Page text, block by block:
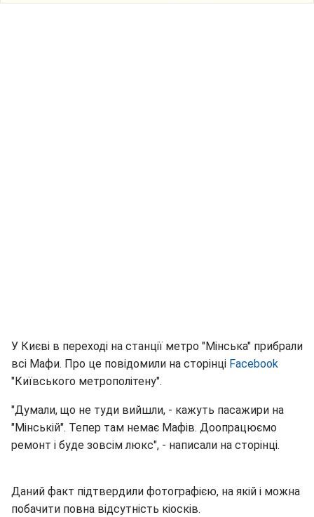
У Києві в переході на станції метро "Мінська" прибрали
всі Мафи. Про це повідомили на сторінці Facebook
"Київського метрополітену".
"Думали, що не туди вийшли, - кажуть пасажири на
"Мінській". Тепер там немає Мафів. Доопрацюємо
ремонт і буде зовсім люкс", - написали на сторінці.
Даний факт підтвердили фотографією, на якій і можна
побачити повна відсутність кіосків.